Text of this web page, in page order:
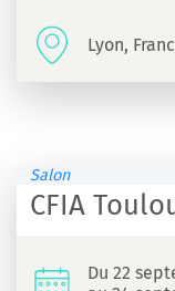
Lyon,
Salon
CFIA
Du 22